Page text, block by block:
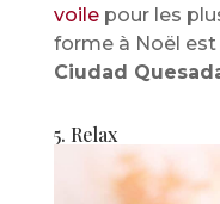
voilepour les
forme à Noël
Ciudad
5. Relax